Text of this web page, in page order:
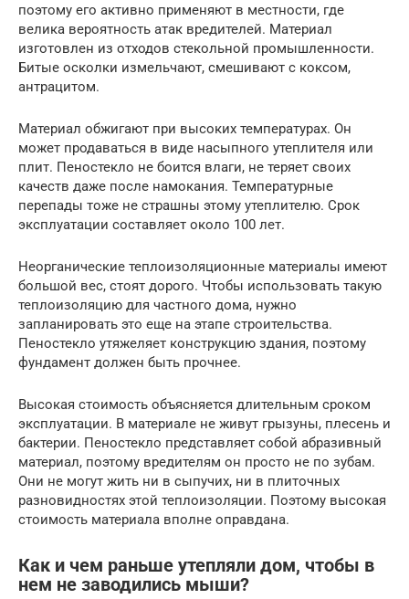
поэтому его активно применяют в местности, где
велика вероятность атак вредителей. Материал
изготовлен из отходов стекольной промышленности.
Битые осколки измельчают, смешивают с коксом,
антрацитом.
Материал обжигают при высоких температурах. Он
может продаваться в виде насыпного утеплителя или
плит. Пеностекло не боится влаги, не теряет своих
качеств даже после намокания. Температурные
перепады тоже не страшны этому утеплителю. Срок
эксплуатации составляет около 100 лет.
Неорганические теплоизоляционные материалы имеют
большой вес, стоят дорого. Чтобы использовать такую
теплоизоляцию для частного дома, нужно
запланировать это еще на этапе строительства.
Пеностекло утяжеляет конструкцию здания, поэтому
фундамент должен быть прочнее.
Высокая стоимость объясняется длительным сроком
эксплуатации. В материале не живут грызуны, плесень и
бактерии. Пеностекло представляет собой абразивный
материал, поэтому вредителям он просто не по зубам.
Они не могут жить ни в сыпучих, ни в плиточных
разновидностях этой теплоизоляции. Поэтому высокая
стоимость материала вполне оправдана.
Как и чем раньше утепляли дом, чтобы в
нем не заводились мыши?